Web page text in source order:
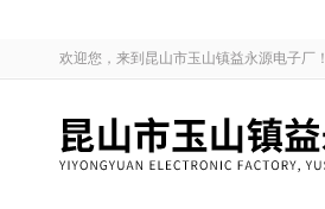
欢迎您，来到昆山市玉山镇益永源电子厂！